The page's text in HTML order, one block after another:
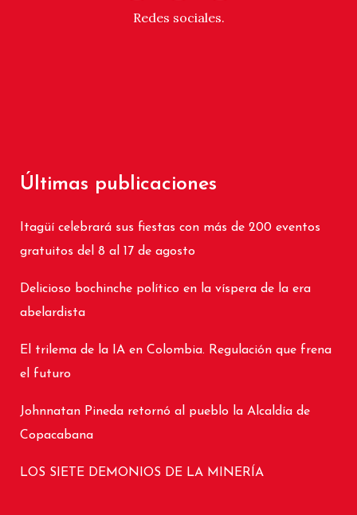
Redes sociales.
Últimas publicaciones
Itagüí celebrará sus fiestas con más de 200 eventos
gratuitos del 8 al 17 de agosto
Delicioso bochinche político en la víspera de la era
abelardista
El trilema de la IA en Colombia. Regulación que frena
el futuro
Johnnatan Pineda retornó al pueblo la Alcaldía de
Copacabana
LOS SIETE DEMONIOS DE LA MINERÍA